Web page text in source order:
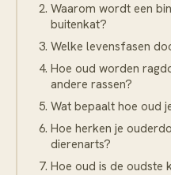
Waarom wordt een
buitenkat?
Welke levensfasen
Hoe oud worden
andere rassen?
Wat bepaalt hoe oud
Hoe herken je
dierenarts?
Hoe oud is de oudste